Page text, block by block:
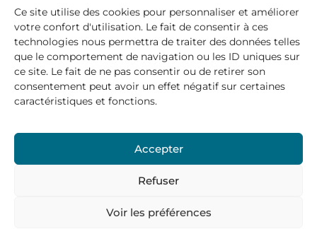
Ce site utilise des cookies pour personnaliser et améliorer
votre confort d'utilisation. Le fait de consentir à ces
technologies nous permettra de traiter des données telles
que le comportement de navigation ou les ID uniques sur
ce site. Le fait de ne pas consentir ou de retirer son
consentement peut avoir un effet négatif sur certaines
caractéristiques et fonctions.
Accepter
Refuser
Voir les préférences
A propos
Site officiel de la Communauté de Communes
Marche et Combraille en Aquitaine
Horaires d’ouverture :
9:00 – 12:00 / 14:00 – 17:00
Vendredi: 9:00 – 12:00
Mentions Légales–Politique des cookies